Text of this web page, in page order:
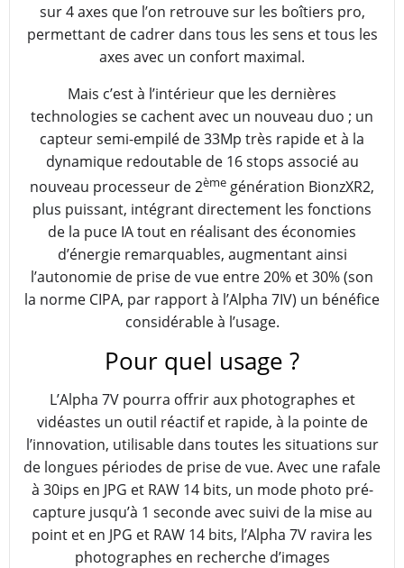
sur 4 axes que l’on retrouve sur les boîtiers pro,
permettant de cadrer dans tous les sens et tous les
axes avec un confort maximal.
Mais c’est à l’intérieur que les dernières
technologies se cachent avec un nouveau duo ; un
capteur semi-empilé de 33Mp très rapide et à la
dynamique redoutable de 16 stops associé au
nouveau processeur de 2ème génération BionzXR2,
plus puissant, intégrant directement les fonctions
de la puce IA tout en réalisant des économies
d’énergie remarquables, augmentant ainsi
l’autonomie de prise de vue entre 20% et 30% (son
la norme CIPA, par rapport à l’Alpha 7IV) un bénéfice
considérable à l’usage.
Pour quel usage ?
L’Alpha 7V pourra offrir aux photographes et
vidéastes un outil réactif et rapide, à la pointe de
l’innovation, utilisable dans toutes les situations sur
de longues périodes de prise de vue. Avec une rafale
à 30ips en JPG et RAW 14 bits, un mode photo pré-
capture jusqu’à 1 seconde avec suivi de la mise au
point et en JPG et RAW 14 bits, l’Alpha 7V ravira les
photographes en recherche d’images